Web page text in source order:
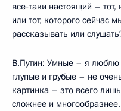
все‑таки настоящий –
или тот, которого сейчас
рассказывать или
В.Путин: Умные – я
глупые и грубые – не
картинка – это всего
сложнее и